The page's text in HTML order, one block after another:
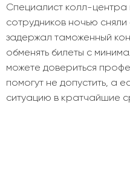
Специалист колл-центра
сотрудников ночью
задержал таможенный
обменять билеты с
можете довериться
помогут не допустить, а
ситуацию в кратчайшие